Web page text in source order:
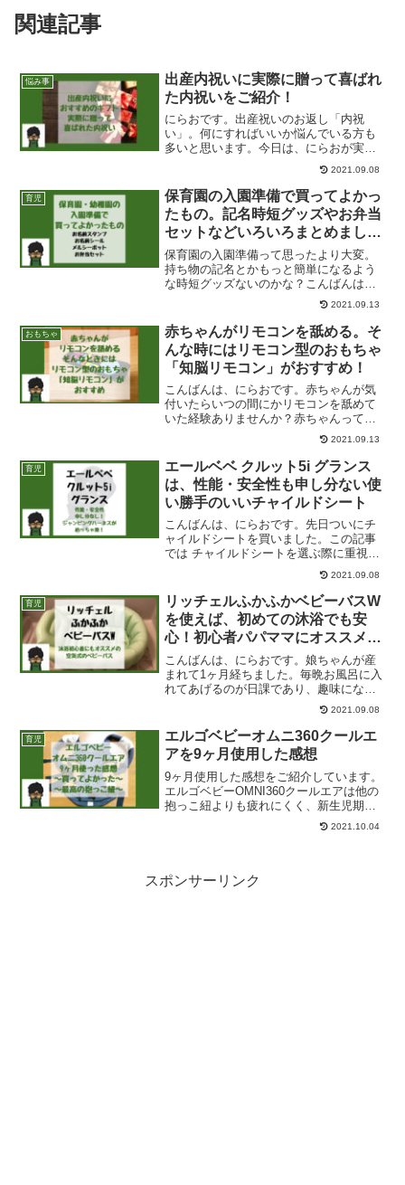
関連記事
悩み事
出産内祝いに実際に贈って喜ばれ
た内祝いをご紹介！
にらおです。出産祝いのお返し「内祝
い」。何にすればいいか悩んでいる方も
多いと思います。今日は、にらおが実際
に悩みに悩んで選び、なおかつ好評だっ
た内祝いの品々をご紹介していきます。
はじめににらおが住んでいる田舎では、
子供が産まれるとそれはそれ...
2021.09.08
育児
保育園の入園準備で買ってよかっ
たもの。記名時短グッズやお弁当
セットなどいろいろまとめまし
た。
保育園の入園準備って思ったより大変。
持ち物の記名とかもっと簡単になるよう
な時短グッズないのかな？こんばんは、
にらおです。にらおの娘は現在1歳7ヶ
月。やっと歩き始めた1歳の頃から保育園
に通い始めてもう半年以上が経ちまし
た。最初はドタバタだった...
2021.09.13
おもちゃ
赤ちゃんがリモコンを舐める。そ
んな時にはリモコン型のおもちゃ
「知脳リモコン」がおすすめ！
こんばんは、にらおです。赤ちゃんが気
付いたらいつの間にかリモコンを舐めて
いた経験ありませんか？赤ちゃんってリ
モコンとかスマホとか大好きですよね。
にらおの娘ちゃんが6ヶ月の頃、たしかず
りばいが始まった頃のこと。気づくとい
つの間にかリモコンをベ...
2021.09.13
育児
エールベベ クルット5i グランス
は、性能・安全性も申し分ない使
い勝手のいいチャイルドシート
こんばんは、にらおです。先日ついにチ
ャイルドシートを買いました。この記事
では チャイルドシートを選ぶ際に重視し
たこと エールベベのクルット5i グランス
のご紹介をご紹介しています。たくさん
ありすぎて悩むチャイルドシートいや
ー、本当に悩みまし...
2021.09.08
育児
リッチェルふかふかベビーバスW
を使えば、初めての沐浴でも安
心！初心者パパママにオススメの
ベビーバス。
こんばんは、にらおです。娘ちゃんが産
まれて1ヶ月経ちました。毎晩お風呂に入
れてあげるのが日課であり、趣味になっ
ています。一ヶ月経った娘の沐浴の様子
産まれたばかりの新生児は抵抗力が弱い
ため、大人と一緒には入浴できません。
そのため「沐浴」と言っ...
2021.09.08
育児
エルゴベビーオムニ360クールエ
アを9ヶ月使用した感想
9ヶ月使用した感想をご紹介しています。
エルゴベビーOMNI360クールエアは他の
抱っこ紐よりも疲れにくく、新生児期だ
けでなく成長してもずっと使い続けられ
2021.10.04
スポンサーリンク